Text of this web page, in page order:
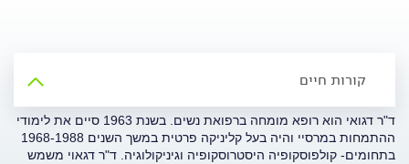
קורות חיים
ד"ר דגואי הוא רופא מומחה ברפואת נשים. בשנת 1963 סיים את לימודי
ההתמחות במרסיי והיה בעל קליניקה פרטית במשך השנים 1968-1988
בתחומים- קולפוסקופיה היסטרוסקופיה וגיניקולוגיה. ד"ר דגאוי משמש